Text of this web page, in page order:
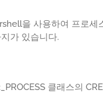
을 사용하여 프로세
가 있습니다.
클래스의